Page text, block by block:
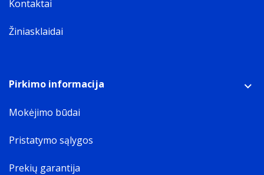
Kontaktai
Žiniasklaidai
Pirkimo informacija
Mokėjimo būdai
Pristatymo sąlygos
Prekių garantija